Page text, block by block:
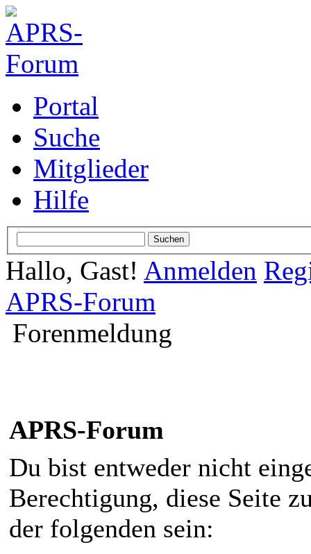
Portal
Suche
Mitglieder
Hilfe
Hallo, Gast! Anmelden
APRS-Forum
Forenmeldung
APRS-Forum
Du bist entweder nicht
Berechtigung, diese Seite
der folgenden sein: